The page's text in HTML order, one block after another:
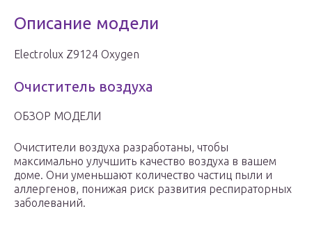
Описание модели
Electrolux Z9124 Oxygen
Очиститель воздуха
ОБЗОР МОДЕЛИ
Очистители воздуха разработаны, чтобы
максимально улучшить качество воздуха в вашем
доме. Они уменьшают количество частиц пыли и
аллергенов, понижая риск развития респираторных
заболеваний.